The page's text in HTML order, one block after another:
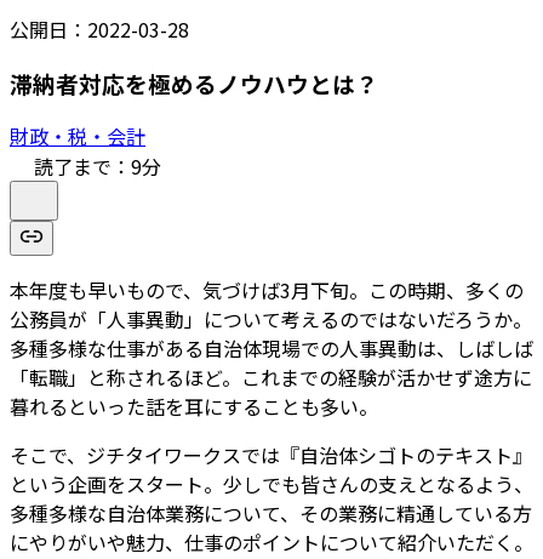
公開日： 2022-03-28
滞納者対応を極めるノウハウとは？
財政・税・会計
読了まで： 9分
本年度も早いもので、気づけば3月下旬。この時期、多くの
公務員が「人事異動」について考えるのではないだろうか。
多種多様な仕事がある自治体現場での人事異動は、しばしば
「転職」と称されるほど。これまでの経験が活かせず途方に
暮れるといった話を耳にすることも多い。
そこで、ジチタイワークスでは『自治体シゴトのテキスト』
という企画をスタート。少しでも皆さんの支えとなるよう、
多種多様な自治体業務について、その業務に精通している方
にやりがいや魅力、仕事のポイントについて紹介いただく。